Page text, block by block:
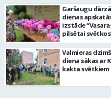
Garšaugu
dienas
izstāde
pilsētai
Valmieras
diena sākas ar
kakta svētkiem